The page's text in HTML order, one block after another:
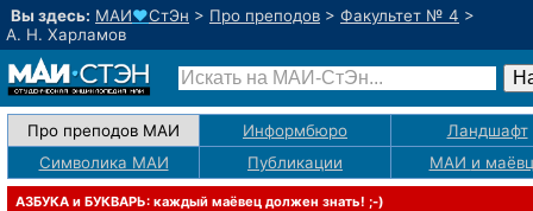
Вы здесь: МАИ♥СтЭн > Про преподов > Факультет № 4 >
А. Н. Харламов
Про преподов МАИ Информбюро
Ландшафт
Символика МАИ
Публикации МАИ и
АЗБУКА и БУКВАРЬ: каждый маёвец должен знать! ;-)